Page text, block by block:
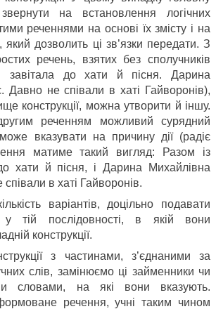
на встановлення логічних
реченнями на основі їх змісту і на
який дозволить ці зв’язки передати. З
речень, взятих без сполучників
завітала до хати й пісня. Дарина
Давно не співали в хаті Гайворонів),
конструкції, можна утворити й іншу.
реченням можливий сурядний
вказувати на причину дії (радіє
матиме такий вигляд: Разом із
хати й пісня, і Дарина Михайлівна
в хаті Гайворонів.
варіантів, доцільно подавати
у тій послідовності, в якій вони
конструкції.
з частинами, з’єднаними за
слів, замінюємо ці займенники чи
словами, на які вони вказують.
речення, учні таким чином